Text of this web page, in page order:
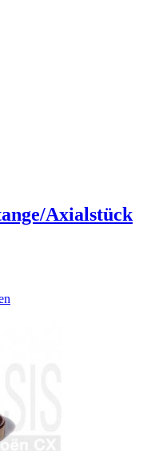
Axialstück